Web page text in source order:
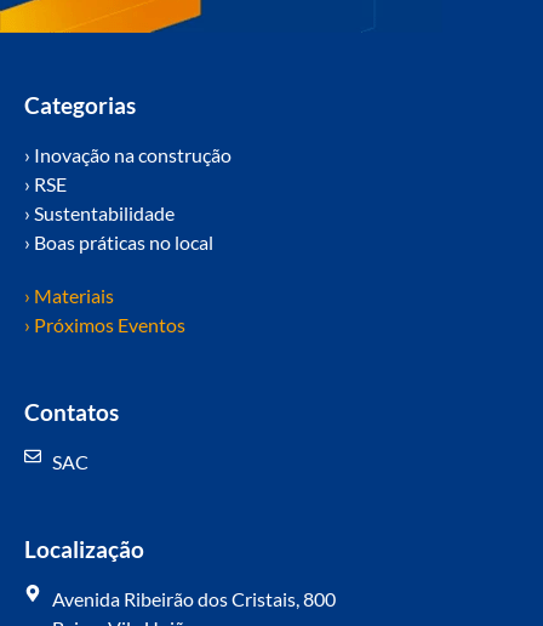
Categorias
› Inovação na construção
› RSE
› Sustentabilidade
› Boas práticas no local
› Materiais
› Próximos Eventos
Contatos
SAC
Localização
Avenida Ribeirão dos Cristais, 800